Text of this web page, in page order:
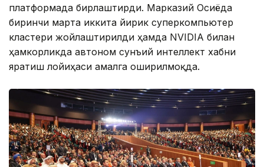
платформада бирлаштирди. Марказий Осиёда
биринчи марта иккита йирик суперкомпьютер
кластери жойлаштирилди ҳамда NVIDIA билан
ҳамкорликда автоном сунъий интеллект хабни
яратиш лойиҳаси амалга оширилмоқда.